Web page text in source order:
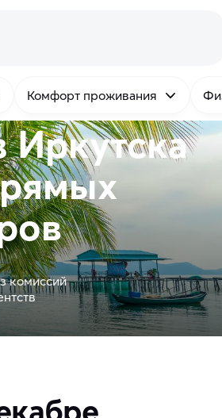
Комфорт проживания
Иркутска
комиссий